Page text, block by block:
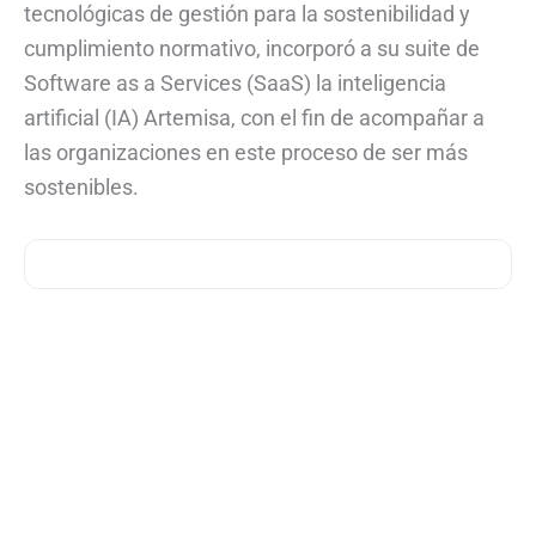
tecnológicas de gestión para la sostenibilidad y
cumplimiento normativo, incorporó a su suite de
Software as a Services (SaaS) la inteligencia
artificial (IA) Artemisa, con el fin de acompañar a
las organizaciones en este proceso de ser más
sostenibles.